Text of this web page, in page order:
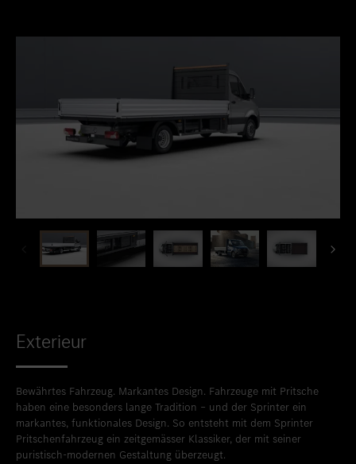
Exterieur
Bewährtes Fahrzeug. Markantes Design. Fahrzeuge mit Pritsche
haben eine besonders lange Tradition – und der Sprinter ein
markantes, funktionales Design. So entsteht mit dem Sprinter
Pritschenfahrzeug ein zeitgemässer Klassiker, der mit seiner
puristisch-modernen Gestaltung überzeugt.